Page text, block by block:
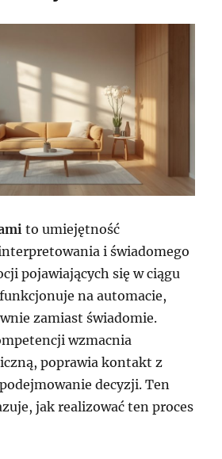
to umiejętność
i świadomego
pojawiających się w ciągu
na automacie,
zamiast świadomie.
wzmacnia
poprawia kontakt z
decyzji. Ten
jak realizować ten proces